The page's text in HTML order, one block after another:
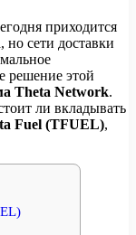
приходится
но сети доставки
решение этой
Theta Network.
ли вкладывать
Fuel (TFUEL),